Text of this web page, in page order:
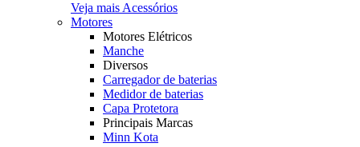
Veja mais Acessórios
Motores
Motores Elétricos
Manche
Diversos
Carregador de baterias
Medidor de baterias
Capa Protetora
Principais Marcas
Minn Kota